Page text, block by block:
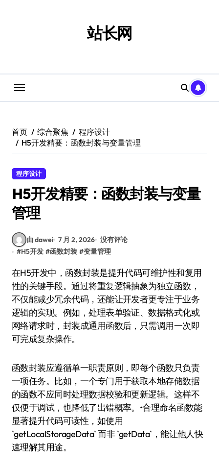
站长网
首页 综合聚焦
程序设计
H5开发精要：函数封装与变量管理
程序设计
H5开发精要：函数封装与变量
管理
由 dawei 7 月 2, 2026 没有评论
#H5开发 #函数封装 #变量管理
在H5开发中，函数封装是提升代码可维护性和复用
性的关键手段。通过将重复逻辑抽象为独立函数，
不仅能减少冗余代码，还能让开发者更专注于业务
逻辑的实现。例如，处理表单验证、数据格式化或
网络请求时，封装成通用函数后，只需调用一次即
可完成复杂操作。
函数封装应遵循单一职责原则，即每个函数只负责
一项任务。比如，一个专门用于获取本地存储数据
的函数不应同时处理数据校验和更新逻辑。这样不
仅便于调试，也降低了出错概率。•合理命名函数能
显著提升代码可读性，如使用
`getLocalStorageData` 而非 `getData`，能让他人快
速理解其用途。